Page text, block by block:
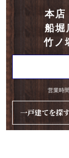
本店
船堀
竹ノ
営業時
一戸建てを探